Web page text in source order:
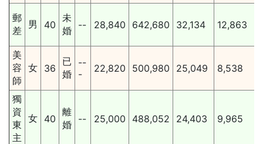
郵
差
男 40
未
婚
-- 28,840 642,680 32,134 12,863
美
容
師
女 36
已
婚
--
-
22,820 500,980 25,049 8,538
獨
資
東
主
女 40
離
婚
-- 25,000 488,052 24,403 9,965